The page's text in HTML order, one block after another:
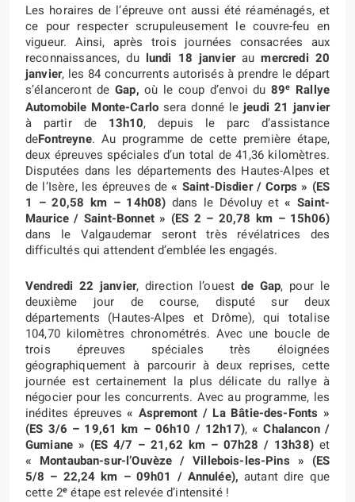
Les horaires de l’épreuve ont aussi été réaménagés, et
ce pour respecter scrupuleusement le couvre-feu en
vigueur. Ainsi, après trois journées consacrées aux
reconnaissances, dulundi 18 janvieraumercredi 20
janvier, les 84 concurrents autorisés à prendre le départ
s’élanceront de Gap,où le coup d’envoi du89e Rallye
Automobile Monte-Carlo sera donné le jeudi 21 janvier
à partir de 13h10, depuis le parc d’assistance
deFontreyne. Au programme de cette première étape,
deux épreuves spéciales d’un total de 41,36 kilomètres.
Disputées dans les départements des Hautes-Alpes et
de l’Isère, les épreuves de« Saint-Disdier / Corps » (ES
1 – 20,58 km – 14h08) dans le Dévoluy et« Saint-
Maurice / Saint-Bonnet » (ES 2 – 20,78 km – 15h06)
dans le Valgaudemar seront très révélatrices des
difficultés qui attendent d’emblée les engagés.
Vendredi 22 janvier, direction l’ouest de Gap, pour le
deuxième jour de course, disputé sur deux
départements (Hautes-Alpes et Drôme), qui totalise
104,70 kilomètres chronométrés. Avec une boucle de
trois épreuves spéciales très éloignées
géographiquement à parcourir à deux reprises, cette
journée est certainement la plus délicate du rallye à
négocier pour les concurrents. Avec au programme, les
inédites épreuves« Aspremont / La Bâtie-des-Fonts »
(ES 3/6 – 19,61 km – 06h10 / 12h17),« Chalancon /
Gumiane » (ES 4/7 – 21,62 km – 07h28 / 13h38) et
« Montauban-sur-l’Ouvèze / Villebois-les-Pins » (ES
5/8 – 22,24 km – 09h01 / Annulée),autant dire que
cette 2e étape est relevée d’intensité !